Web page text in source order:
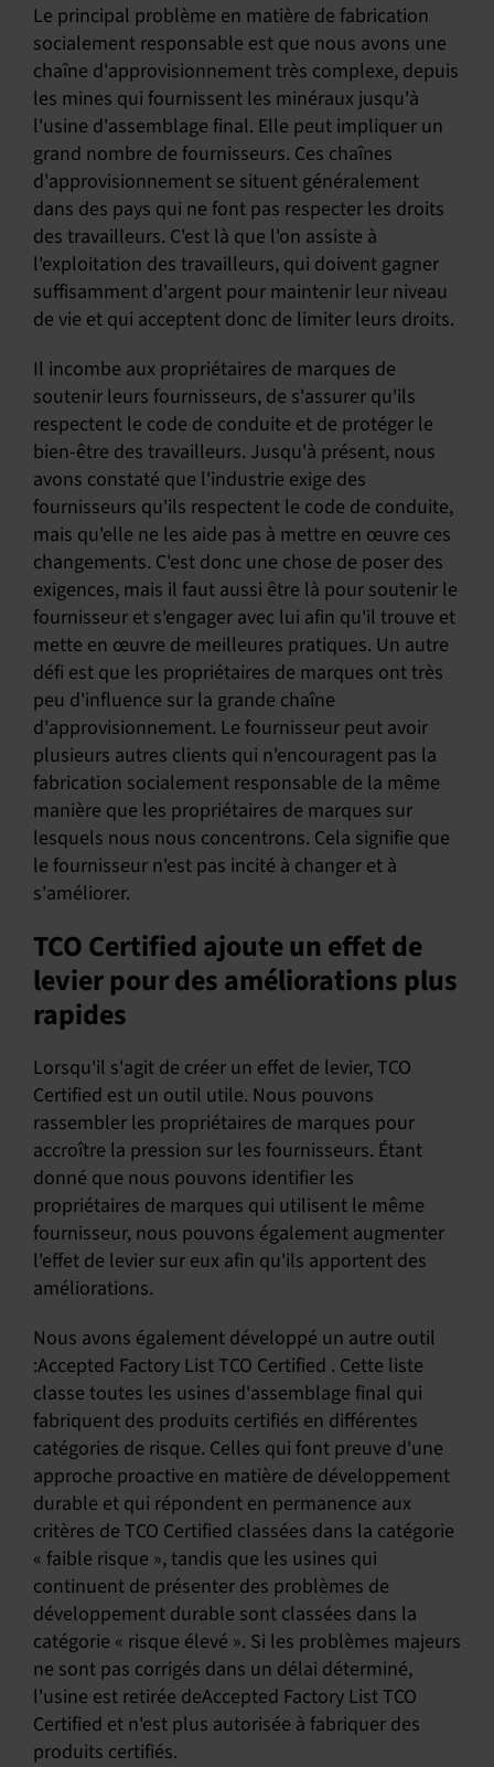
Le principal problème en matière de fabrication
socialement responsable est que nous avons une
chaîne d'approvisionnement très complexe, depuis
les mines qui fournissent les minéraux jusqu'à
l'usine d'assemblage final. Elle peut impliquer un
grand nombre de fournisseurs. Ces chaînes
d'approvisionnement se situent généralement
dans des pays qui ne font pas respecter les droits
des travailleurs. C'est là que l'on assiste à
l'exploitation des travailleurs, qui doivent gagner
suffisamment d'argent pour maintenir leur niveau
de vie et qui acceptent donc de limiter leurs droits.
Il incombe aux propriétaires de marques de
soutenir leurs fournisseurs, de s'assurer qu'ils
respectent le code de conduite et de protéger le
bien-être des travailleurs. Jusqu'à présent, nous
avons constaté que l'industrie exige des
fournisseurs qu'ils respectent le code de conduite,
mais qu'elle ne les aide pas à mettre en œuvre ces
changements. C'est donc une chose de poser des
exigences, mais il faut aussi être là pour soutenir le
fournisseur et s'engager avec lui afin qu'il trouve et
mette en œuvre de meilleures pratiques. Un autre
défi est que les propriétaires de marques ont très
peu d'influence sur la grande chaîne
d'approvisionnement. Le fournisseur peut avoir
plusieurs autres clients qui n'encouragent pas la
fabrication socialement responsable de la même
manière que les propriétaires de marques sur
lesquels nous nous concentrons. Cela signifie que
le fournisseur n'est pas incité à changer et à
s'améliorer.
TCO Certified ajoute un effet de
levier pour des améliorations plus
rapides
Lorsqu'il s'agit de créer un effet de levier, TCO
Certified est un outil utile. Nous pouvons
rassembler les propriétaires de marques pour
accroître la pression sur les fournisseurs. Étant
donné que nous pouvons identifier les
propriétaires de marques qui utilisent le même
fournisseur, nous pouvons également augmenter
l'effet de levier sur eux afin qu'ils apportent des
améliorations.
Nous avons également développé un autre outil
:Accepted Factory List TCO Certified . Cette liste
classe toutes les usines d'assemblage final qui
fabriquent des produits certifiés en différentes
catégories de risque. Celles qui font preuve d'une
approche proactive en matière de développement
durable et qui répondent en permanence aux
critères de TCO Certified classées dans la catégorie
« faible risque », tandis que les usines qui
continuent de présenter des problèmes de
développement durable sont classées dans la
catégorie « risque élevé ». Si les problèmes majeurs
ne sont pas corrigés dans un délai déterminé,
l'usine est retirée deAccepted Factory List TCO
Certified et n'est plus autorisée à fabriquer des
produits certifiés.